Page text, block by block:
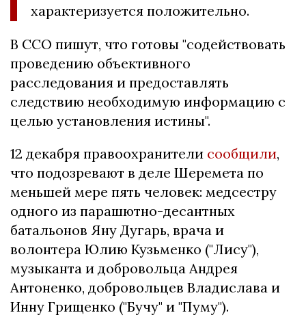
характеризуется положительно.
В ССО пишут, что готовы "содействовать
проведению объективного
расследования и предоставлять
следствию необходимую информацию с
целью установления истины".
12 декабря правоохранители сообщили,
что подозревают в деле Шеремета по
меньшей мере пять человек: медсестру
одного из парашютно-десантных
батальонов Яну Дугарь, врача и
волонтера Юлию Кузьменко ("Лису"),
музыканта и добровольца Андрея
Антоненко, добровольцев Владислава и
Инну Грищенко ("Бучу" и "Пуму").